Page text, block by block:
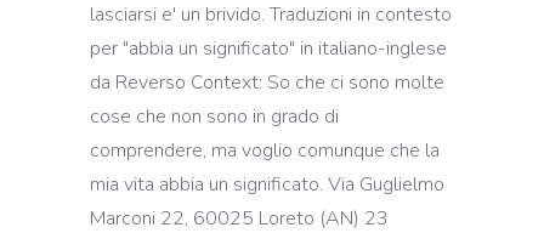
lasciarsi e' un brivido. Traduzioni in contesto
per "abbia un significato" in italiano-inglese
da Reverso Context: So che ci sono molte
cose che non sono in grado di
comprendere, ma voglio comunque che la
mia vita abbia un significato. Via Guglielmo
Marconi 22, 60025 Loreto (AN) 23